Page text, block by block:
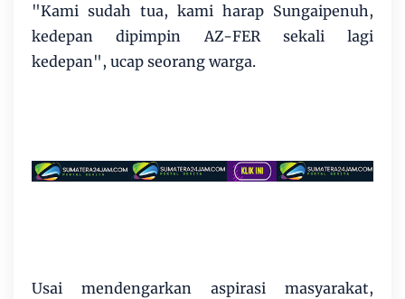
"Kami sudah tua, kami harap Sungaipenuh,
kedepan dipimpin AZ-FER sekali lagi
kedepan", ucap seorang warga.
Usai mendengarkan aspirasi masyarakat,